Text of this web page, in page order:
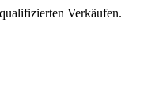
Verkäufen.